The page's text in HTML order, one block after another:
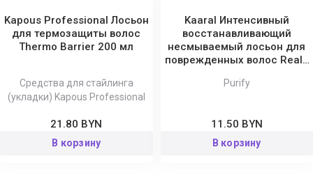
Kapous Professional Лосьон
для термозащиты волос
Thermo Barrier 200 мл
Средства для стайлинга
(укладки) Kapous Professional
21.80 BYN
В корзину
Kaaral Интенсивный
восстанавливающий
несмываемый лосьон для
поврежденных волос Reale
Purify
11.50 BYN
В корзину